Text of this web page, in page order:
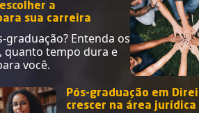
a
sua carreira
graduação? Entenda os
quanto tempo dura e
você.
Pós-graduação em
crescer na área jurídica